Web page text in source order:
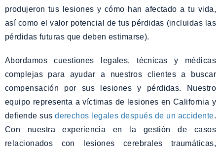
produjeron tus lesiones y cómo han afectado a tu vida,
así como el valor potencial de tus pérdidas (incluidas las
pérdidas futuras que deben estimarse).
Abordamos cuestiones legales, técnicas y médicas
complejas para ayudar a nuestros clientes a buscar
compensación por sus lesiones y pérdidas. Nuestro
equipo representa a víctimas de lesiones en California y
defiende susderechos legales después de un accidente.
Con nuestra experiencia en la gestión de casos
relacionados con lesiones cerebrales traumáticas,